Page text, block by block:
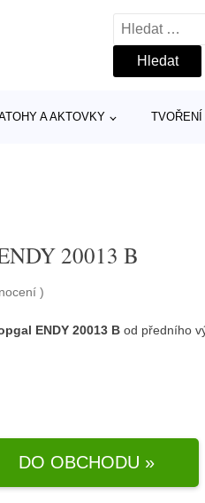
Vyhledávání
A AKTOVKY TVOŘENÍ
20013 B
)
ENDY 20013 B od předního
DO OBCHODU »